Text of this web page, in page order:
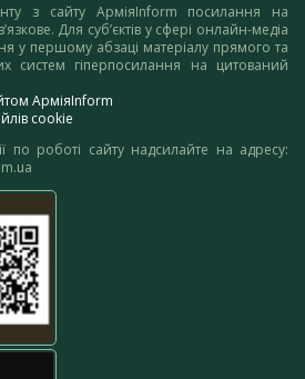
з сайту АрміяInform посилання на
Для суб’єктів у сфері онлайн-медіа
у першому абзаці матеріалу прямого та
систем гіперпосилання на цитований
АрміяInform
cookie
по роботі сайту надсилайте на адресу: